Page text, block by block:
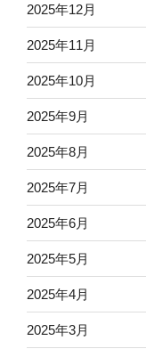
2025年12月
2025年11月
2025年10月
2025年9月
2025年8月
2025年7月
2025年6月
2025年5月
2025年4月
2025年3月